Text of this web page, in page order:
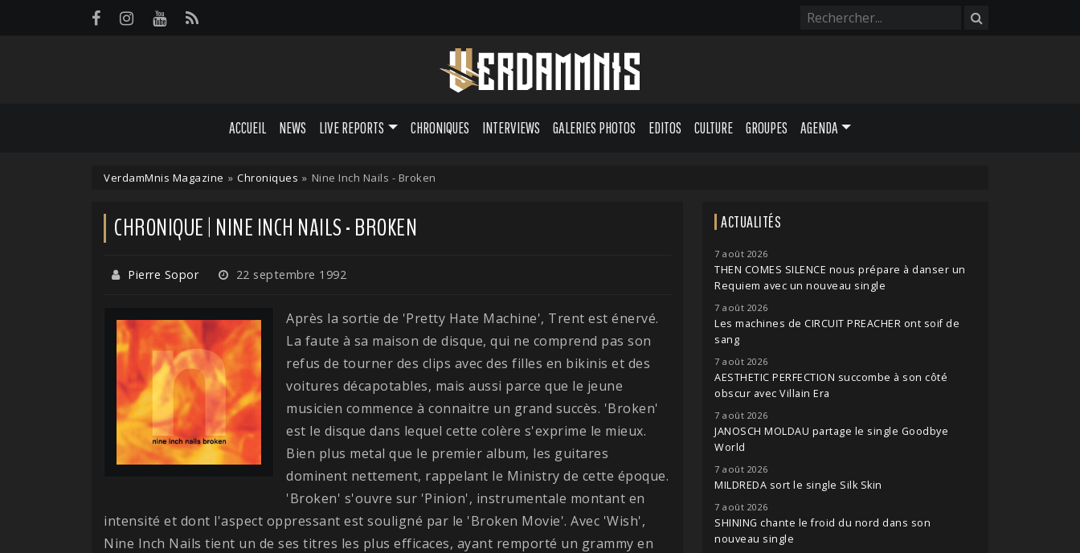
ACCUEIL NEWS LIVE REPORTS CHRONIQUES INTERVIEWS GALERIES PHOTOS EDITOS CULTURE GROUPES AGENDA
VerdamMnis Magazine » Chroniques » Nine Inch Nails - Broken
CHRONIQUE | NINE INCH NAILS - BROKEN
Pierre Sopor 22 septembre 1992
Après la sortie de 'Pretty Hate Machine', Trent est énervé.
La faute à sa maison de disque, qui ne comprend pas son
refus de tourner des clips avec des filles en bikinis et des
voitures décapotables, mais aussi parce que le jeune
musicien commence à connaitre un grand succès. 'Broken'
est le disque dans lequel cette colère s'exprime le mieux.
Bien plus metal que le premier album, les guitares
dominent nettement, rappelant le Ministry de cette époque.
'Broken' s'ouvre sur 'Pinion', instrumentale montant en
intensité et dont l'aspect oppressant est souligné par le 'Broken Movie'. Avec 'Wish',
Nine Inch Nails tient un de ses titres les plus efficaces, ayant remporté un grammy en
ACTUALITÉS
7 août 2026
THEN COMES SILENCE nous prépare à danser un
Requiem avec un nouveau single
7 août 2026
Les machines de CIRCUIT PREACHER ont soif de
sang
7 août 2026
AESTHETIC PERFECTION succombe à son côté
obscur avec Villain Era
7 août 2026
JANOSCH MOLDAU partage le single Goodbye
World
7 août 2026
MILDREDA sort le single Silk Skin
7 août 2026
SHINING chante le froid du nord dans son
nouveau single
Panneau de gestion des cookies